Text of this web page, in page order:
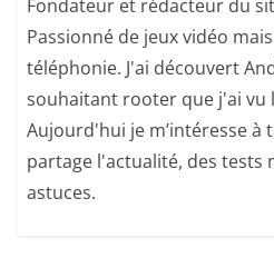
Fondateur et rédacteur du
Passionné de jeux vidéo
téléphonie. J'ai découvert
souhaitant rooter que j'ai vu
Aujourd'hui je m’intéresse à
partage l'actualité, des tests
astuces.